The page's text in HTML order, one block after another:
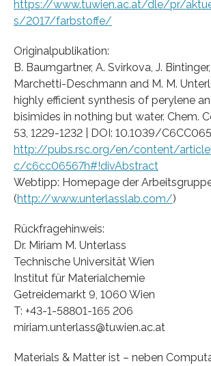
https://www.tuwien.ac.at/dle/pr/
s/2017/farbstoffe/
Originalpublikation:
B. Baumgartner, A. Svirkova, J.
Marchetti-Deschmann and M. M.
highly efficient synthesis of perylene
bisimides in nothing but water. Chem.
53, 1229-1232 | DOI: 10.1039/
http://pubs.rsc.org/en/content/
c/c6cc06567h#!divAbstract
Webtipp: Homepage der
(http://www.unterlasslab.com/)
Rückfragehinweis:
Dr. Miriam M. Unterlass
Technische Universität Wien
Institut für Materialchemie
Getreidemarkt 9, 1060 Wien
T: +43-1-58801-165 206
miriam.unterlass@tuwien.ac.at
Materials & Matter ist – neben